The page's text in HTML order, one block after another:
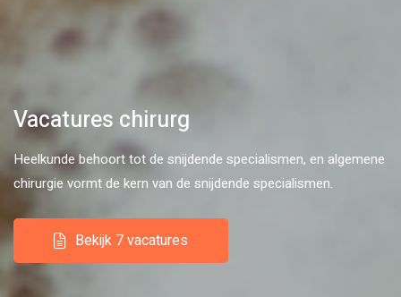
Vacatures chirurg
Heelkunde behoort tot de snijdende specialismen, en algemene
chirurgie vormt de kern van de snijdende specialismen.
Bekijk 7 vacatures